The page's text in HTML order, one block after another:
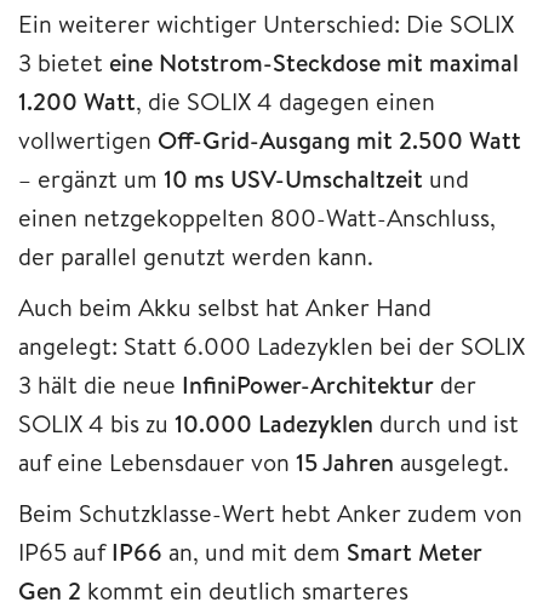
Ein weiterer wichtiger Unterschied: Die SOLIX
3 bietet eine Notstrom-Steckdose mit maximal
1.200 Watt, die SOLIX 4 dagegen einen
vollwertigen Off-Grid-Ausgang mit 2.500 Watt
– ergänzt um 10 ms USV-Umschaltzeit und
einen netzgekoppelten 800-Watt-Anschluss,
der parallel genutzt werden kann.
Auch beim Akku selbst hat Anker Hand
angelegt: Statt 6.000 Ladezyklen bei der SOLIX
3 hält die neue InfiniPower-Architektur der
SOLIX 4 bis zu 10.000 Ladezyklen durch und ist
auf eine Lebensdauer von 15 Jahren ausgelegt.
Beim Schutzklasse-Wert hebt Anker zudem von
IP65 aufIP66 an, und mit dem Smart Meter
Gen 2 kommt ein deutlich smarteres